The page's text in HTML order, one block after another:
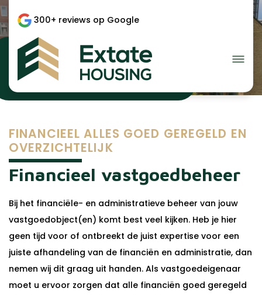
300+ reviews op Google
Financieel beheer
FINANCIEEL ALLES GOED GEREGELD EN
OVERZICHTELIJK
Financieel vastgoedbeheer
Bij het financiële- en administratieve beheer van jouw
vastgoedobject(en) komt best veel kijken. Heb je hier
geen tijd voor of ontbreekt de juist expertise voor een
juiste afhandeling van de financiën en administratie, dan
nemen wij dit graag uit handen. Als vastgoedeigenaar
moet u ervoor zorgen dat alle financiën goed geregeld